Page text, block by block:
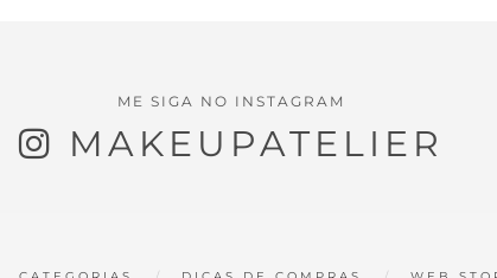
ME SIGA NO INSTAGRAM
MAKEUPATELIER